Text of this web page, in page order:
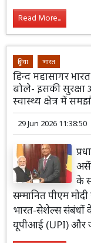
Read More...
दुनिया भारत
हिन्द महासागर
बोले- इसकी सुरक्षा
स्वास्थ्य क्षेत्र में
29 Jun 2026 11:38:50
के
सम्मानित पीएम
भारत-सेशेल्स संबंधों
यूपीआई (UPI) और